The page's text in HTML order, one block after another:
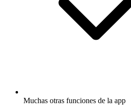
Muchas otras funciones de la app